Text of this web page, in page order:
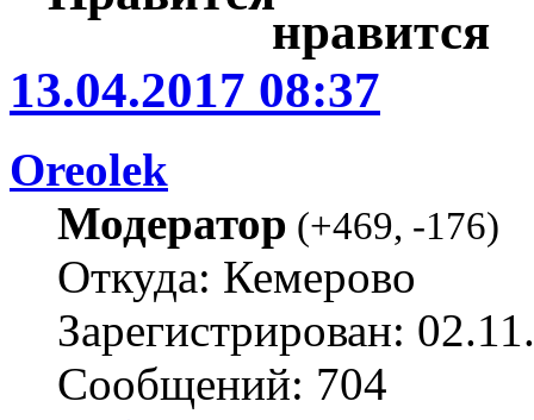
13.04.2017 08:37
Oreolek
Модератор (+469, -176)
Откуда: Кемерово
Зарегистрирован:
Сообщений: 704